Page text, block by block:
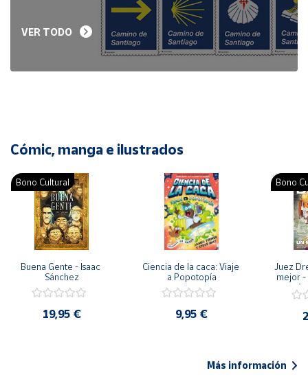
VER TODO
Cómic, manga e ilustrados
Bono Cultural
Buena Gente - Isaac
Sánchez
19,95 €
Ciencia de la caca: Viaje
a Popotopía
9,95 €
Bono
Juez
mejor -
Más información